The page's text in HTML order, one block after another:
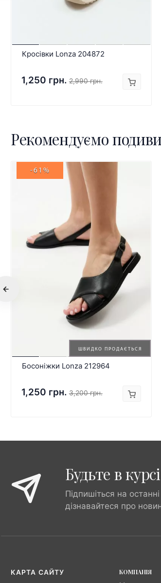
Кросівки Lonza 204872
1,250 грн. 2,990 грн.
Рекомендуємо
ШВИДКО ПРОДАЄТЬСЯ
-61%
Босоніжки Lonza 212964
1,250 грн. 3,200 грн.
Будьте в курсі
Підпишіться на
дізнавайтеся про
КАРТА САЙТУ
КОМПАНІЯ